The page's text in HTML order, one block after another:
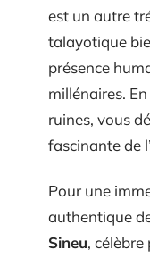
est un autre
talayotique
présence
millénaires.
ruines, vous
fascinante de
Pour une
authentique
Sineu,